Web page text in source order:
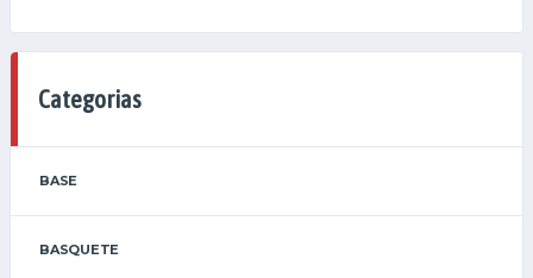
Categorias
BASE
BASQUETE